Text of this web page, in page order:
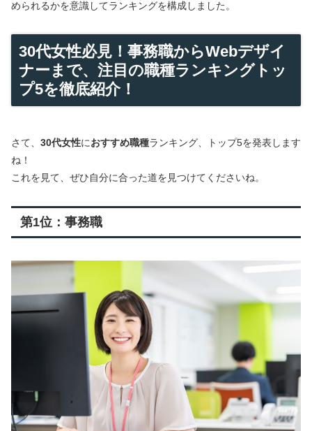
められるかを意識してランキングを構成しました。
30代女性必見！事務職からWebデザイ
ナーまで、注目の職種ランキングトッ
プ5を徹底紹介！
さて、 30代女性におすすめ職種ランキング、トップ5を発表します
ね！
これを見て、ぜひ自分に合った道を見つけてくださいね。
第1位：事務職